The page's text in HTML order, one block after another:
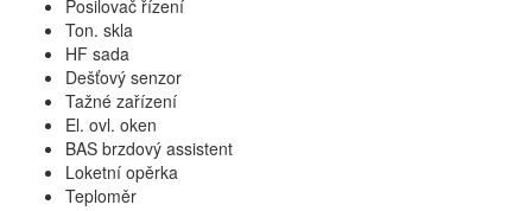
Posilovač řízení
Ton. skla
HF sada
Dešťový senzor
Tažné zařízení
El. ovl. oken
BAS brzdový assistent
Loketní opěrka
Teploměr